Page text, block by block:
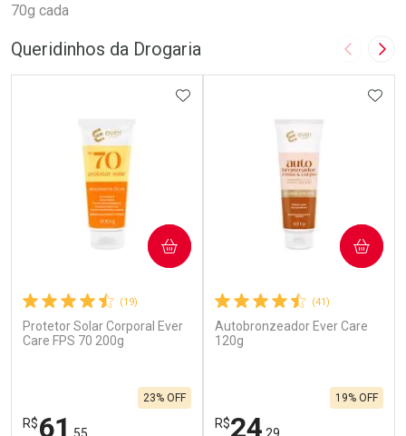
70g cada
Queridinhos da Drogaria Imagem
(19)
Protetor Solar Corporal Ever
Care FPS 70 200g
R$61
23% OFF
ADICIONAR AOS FAVORITOS
COMPRAR
(41)
Autobronzeador Ever Care
120g
R$24
19% OFF
COMPRAR